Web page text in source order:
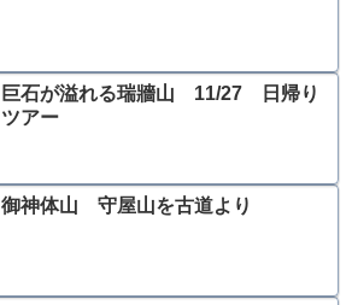
巨石が溢れる瑞牆山 11/27 日帰り
ツアー
御神体山 守屋山を古道より